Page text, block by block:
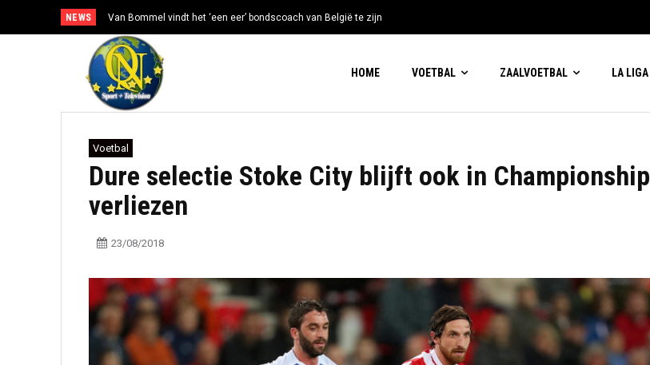
NEWS Van Bommel vindt het ‘een eer’ bondscoach van België te zijn
HOME VOETBAL ZAALVOETBAL LA LIGA
Voetbal
Dure selectie Stoke City blijft ook in Championship
verliezen
23/08/2018